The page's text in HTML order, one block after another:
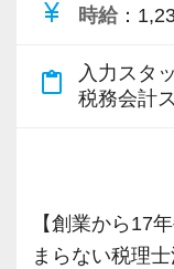
税理士という
応、給付金の
ています。
currency_yen 時給 ：
content_paste
入力スタ
税務会計
【創業から17
まらない税理士